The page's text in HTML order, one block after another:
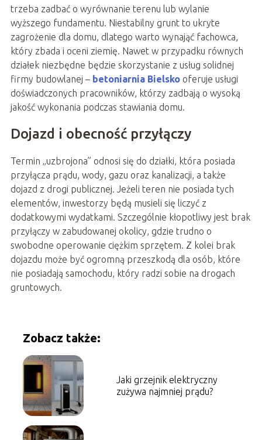
trzeba zadbać o wyrównanie terenu lub wylanie
wyższego fundamentu. Niestabilny grunt to ukryte
zagrożenie dla domu, dlatego warto wynająć fachowca,
który zbada i oceni ziemię. Nawet w przypadku równych
działek niezbędne będzie skorzystanie z usług solidnej
firmy budowlanej – betoniarnia Bielskooferuje usługi
doświadczonych pracowników, którzy zadbają o wysoką
jakość wykonania podczas stawiania domu.
Dojazd i obecność przyłączy
Termin „uzbrojona” odnosi się do działki, która posiada
przyłącza prądu, wody, gazu oraz kanalizacji, a także
dojazd z drogi publicznej. Jeżeli teren nie posiada tych
elementów, inwestorzy będą musieli się liczyć z
dodatkowymi wydatkami. Szczególnie kłopotliwy jest brak
przyłączy w zabudowanej okolicy, gdzie trudno o
swobodne operowanie ciężkim sprzętem. Z kolei brak
dojazdu może być ogromną przeszkodą dla osób, które
nie posiadają samochodu, który radzi sobie na drogach
gruntowych.
Zobacz także:
Jaki grzejnik elektryczny
zużywa najmniej prądu?